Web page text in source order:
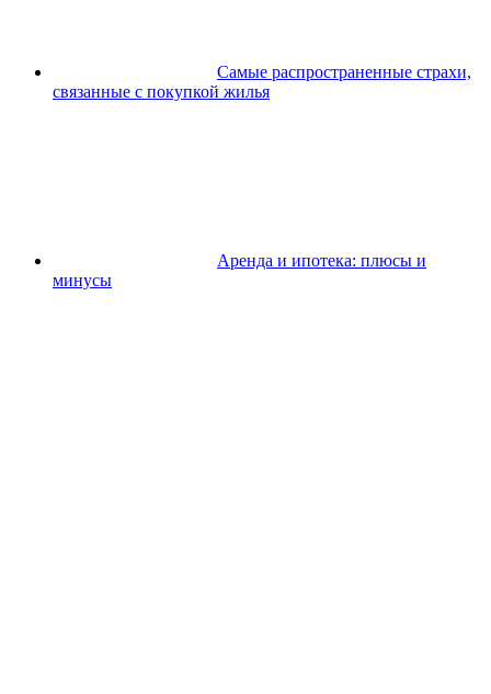
Самые распространенные страхи,
связанные с покупкой жилья
Аренда и ипотека: плюсы и
минусы